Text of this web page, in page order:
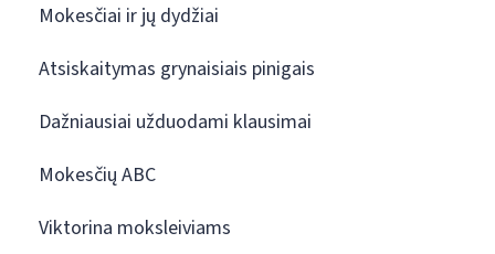
Mokesčiai ir jų dydžiai
Atsiskaitymas grynaisiais pinigais
Dažniausiai užduodami klausimai
Mokesčių ABC
Viktorina moksleiviams